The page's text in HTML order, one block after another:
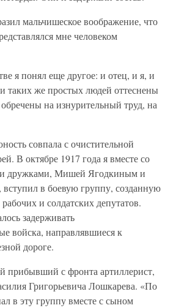
мальчишеское воображение, что
мне человеком
я понял еще другое: и отец, и я, и
таких же простых людей оттеснены
на изнурительный труд, на
совпала с очистительной
В октябре 1917 года я вместе со
дружками, Мишей Ягодкиным и
в боевую группу, созданную
и солдатских депутатов.
задерживать
войска, направлявшиеся к
дороге.
прибывший с фронта артиллерист,
Григорьевича Лошкарева. «По
в эту группу вместе с сыном